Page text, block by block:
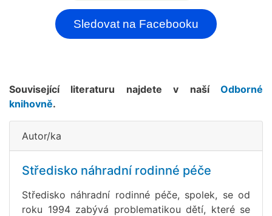
Sledovat na Facebooku
Související literaturu najdete v naší Odborné
knihovně.
Autor/ka
Středisko náhradní rodinné péče
Středisko náhradní rodinné péče, spolek, se od
roku 1994 zabývá problematikou dětí, které se